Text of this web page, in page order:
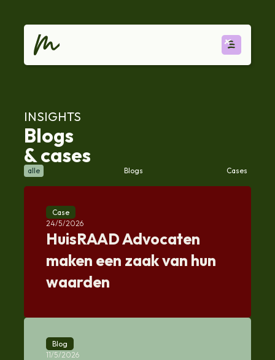
INSIGHTS
Blogs
& cases
alle Blogs Cases
Case
24/5/2026
HuisRAAD Advocaten
maken een zaak van hun
waarden
Blog
11/5/2026